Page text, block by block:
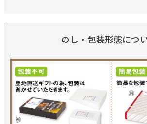
のし・包装形態につ